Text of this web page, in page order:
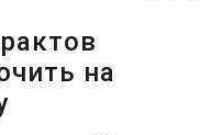
на